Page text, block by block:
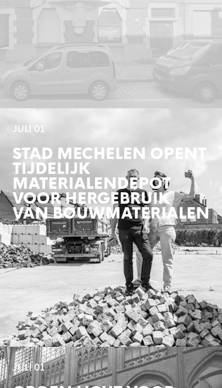
JULI 01
STAD MECHELEN OPENT
TIJDELIJK
MATERIALENDEPOT
VOOR HERGEBRUIK
VAN BOUWMATERIALEN
JULI 01